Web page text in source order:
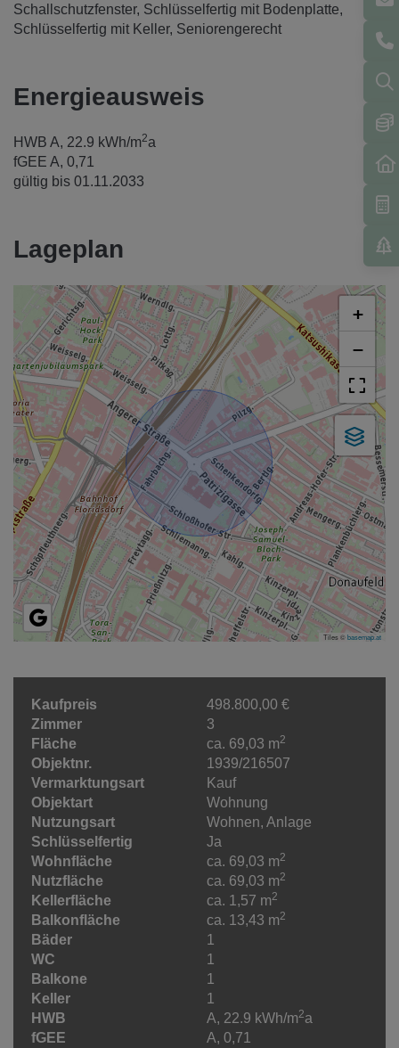
Schallschutzfenster Schlüsselfertig mit Bodenplatte
Schlüsselfertig mit Keller Seniorengerecht
Energieausweis
HWB A, 22.9 kWh/m2a
fGEE A, 0,71
gültig bis 01.11.2033
Lageplan
+
−
Tiles ©basemap.at
Kaufpreis
498.800,00 €
Zimmer
3
Fläche
ca. 69,03 m2
Objektnr.
1939/216507
Vermarktungsart
Kauf
Objektart
Wohnung
Nutzungsart
Wohnen Anlage
Schlüsselfertig
Ja
Wohnfläche
ca. 69,03 m2
Nutzfläche ca. 69,03 m2
Kellerfläche ca. 1,57 m2
Balkonfläche ca. 13,43 m2
Bäder
1
WC
1
Balkone
1
Keller
1
HWB
A, 22.9 kWh/m2a
fGEE
A, 0,71